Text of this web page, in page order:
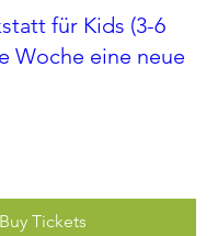
für Kids (3-6
Woche eine neue
Buy Tickets